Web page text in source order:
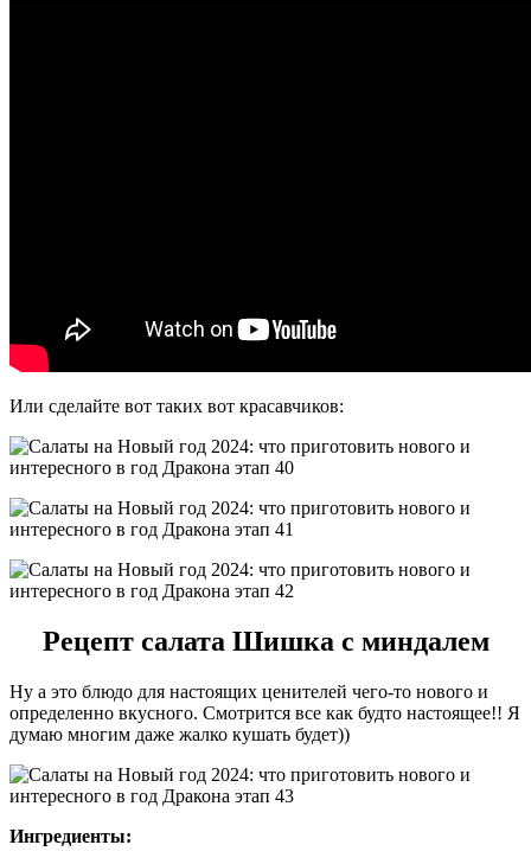
Или сделайте вот таких вот красавчиков:
Рецепт салата Шишка с миндалем
Ну а это блюдо для настоящих ценителей чего-то нового и
определенно вкусного. Смотрится все как будто настоящее!! Я
думаю многим даже жалко кушать будет))
Ингредиенты: